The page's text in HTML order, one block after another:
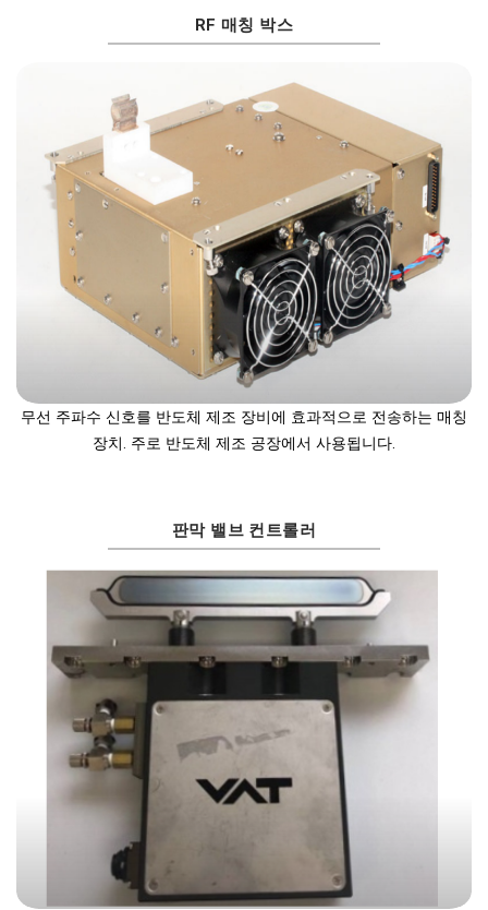
RF 매칭 박스
무선 주파수 신호를 반도체 제조 장비에 효과적으로 전송하는 매칭
장치. 주로 반도체 제조 공장에서 사용됩니다.
판막 밸브 컨트롤러